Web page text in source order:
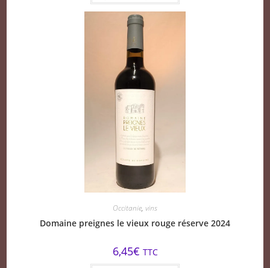
Occitanie, vins
Domaine preignes le vieux rouge réserve 2024
6,45€ TTC